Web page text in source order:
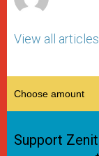
View all articles